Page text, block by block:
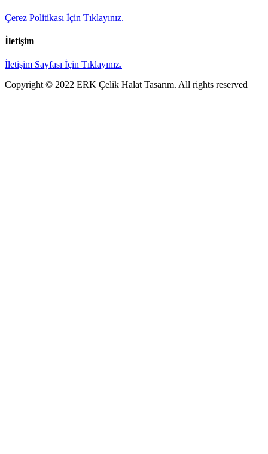
Çerez Politikası İçin Tıklayınız.
İletişim
İletişim Sayfası İçin Tıklayınız.
Copyright © 2022 ERK Çelik Halat Tasarım. All rights reserved